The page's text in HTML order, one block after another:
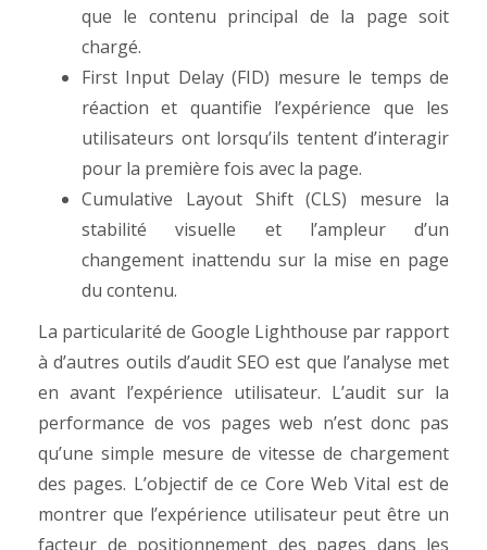
que le contenu principal de la page soit
chargé.
First Input Delay (FID) mesure le temps de
réaction et quantifie l’expérience que les
utilisateurs ont lorsqu’ils tentent d’interagir
pour la première fois avec la page.
Cumulative Layout Shift (CLS) mesure la
stabilité visuelle et l’ampleur d’un
changement inattendu sur la mise en page
du contenu.
La particularité de Google Lighthouse par rapport
à d’autres outils d’audit SEO est que l’analyse met
en avant l’expérience utilisateur. L’audit sur la
performance de vos pages web n’est donc pas
qu’une simple mesure de vitesse de chargement
des pages. L’objectif de ce Core Web Vital est de
montrer que l’expérience utilisateur peut être un
facteur de positionnement des pages dans les